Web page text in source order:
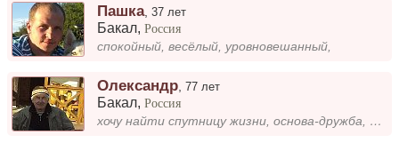
Пашка,37 лет
Бакал,Россия
спокойный, весёлый, уровновешанный,
Олександр ,77 лет
Бакал,Россия
хочу найти спутницу жизни, основа-дружба, любовь, взаимопомощь. Инересно сходить на концерты и в театр. Попутешествовать...